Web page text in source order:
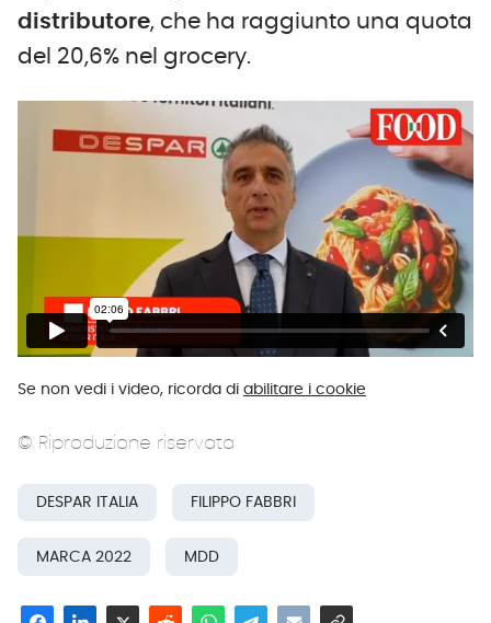
distributore, che ha raggiunto una quota
del 20,6% nel grocery.
Se non vedi i video, ricorda di abilitare i cookie
© Riproduzione riservata
DESPAR ITALIA FILIPPO FABBRI
MARCA 2022 MDD